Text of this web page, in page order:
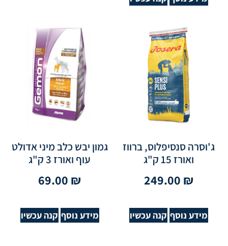
ג'וסרה סנסיפלוס, ברווז
ואורז 15 ק"ג
249.00 ₪
מידע נוסף קנה עכשיו
גמון יבש כלב מיני אדולט
עוף ואורז 3 ק"ג
69.00 ₪
מידע נוסף קנה עכשיו